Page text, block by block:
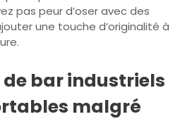
pas peur d’oser avec des
une touche d’originalité à
bar industriels
malgré